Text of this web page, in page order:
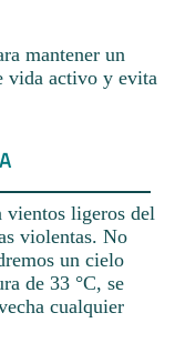
mantener un
vida activo y evita
vientos ligeros del
violentas. No
un cielo
de 33 °C, se
cualquier